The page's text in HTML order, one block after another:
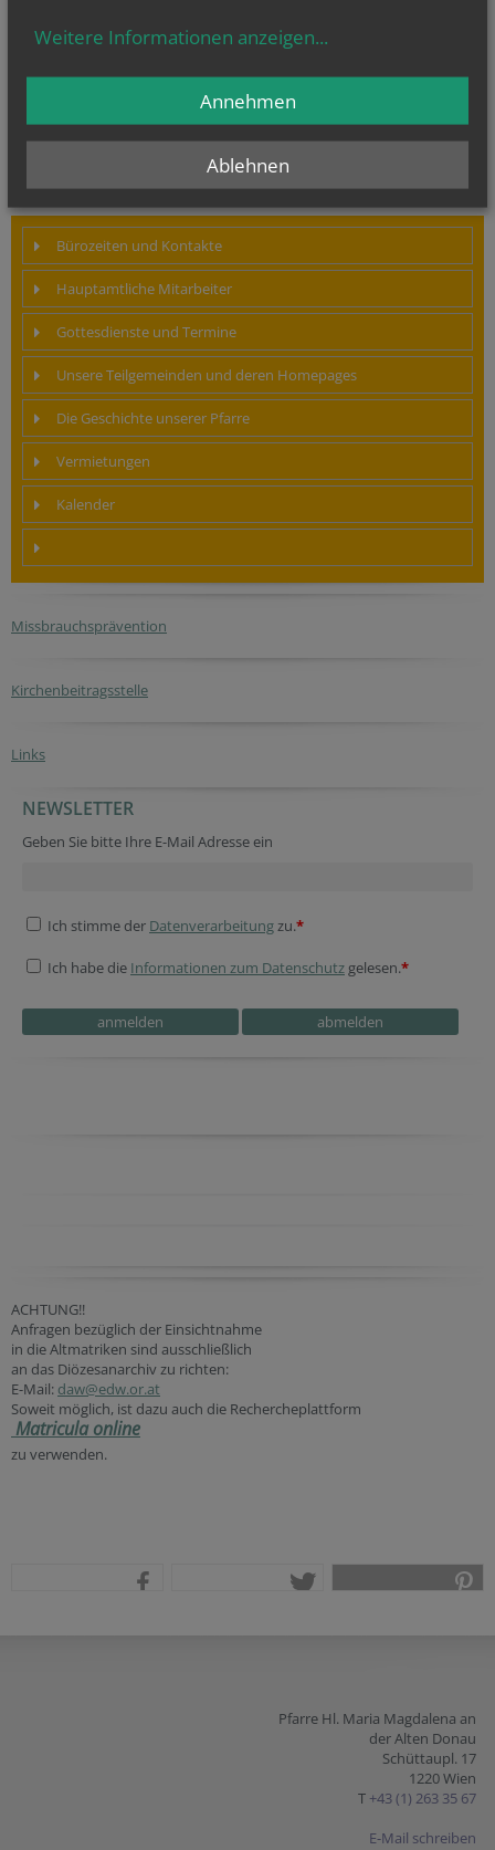
Bürozeiten und Kontakte
Hauptamtliche Mitarbeiter
Gottesdienste und Termine
Unsere Teilgemeinden und deren Homepages
Die Geschichte unserer Pfarre
Vermietungen
Kalender
Missbrauchsprävention
Kirchenbeitragsstelle
Links
Tracking ID
Security token
NEWSLETTER
Geben Sie bitte Ihre E-Mail Adresse ein
Ich stimme der Datenverarbeitungzu.*
Ich habe die Informationen zum Datenschutz gelesen.*
ACHTUNG!!
Anfragen bezüglich der Einsichtnahme
in die Altmatriken sind ausschließlich
an das Diözesanarchiv zu richten:
E-Mail: daw@edw.or.at
Soweit möglich, ist dazu auch die Rechercheplattform
Matricula online
zu verwenden.
Pfarre Hl. Maria Magdalena an
der Alten Donau
Schüttaupl. 17
1220 Wien
T +43 (1) 263 35 67
E-Mail schreiben
Weitere Informationen anzeigen...
Ablehnen
Annehmen